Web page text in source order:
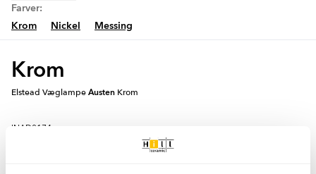
Farver:
Krom
Nickel Messing
Krom
Elstead VæglampeAusten Krom
INAD0174